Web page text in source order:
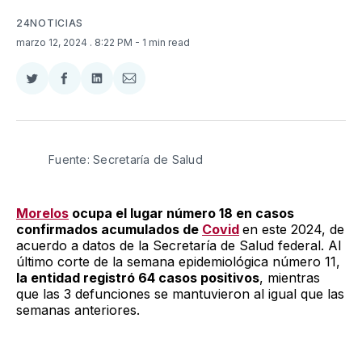
24NOTICIAS
marzo 12, 2024 . 8:22 PM - 1 min read
Compartir
Twitter
Compartir
Facebook
Compartir
LinkedIn
Compartir
Email
Fuente: Secretaría de Salud
Morelos ocupa el lugar número 18 en casos
confirmados acumulados de Covid en este 2024, de
acuerdo a datos de la Secretaría de Salud federal. Al
último corte de la semana epidemiológica número 11,
la entidad registró 64 casos positivos, mientras
que las 3 defunciones se mantuvieron al igual que las
semanas anteriores.